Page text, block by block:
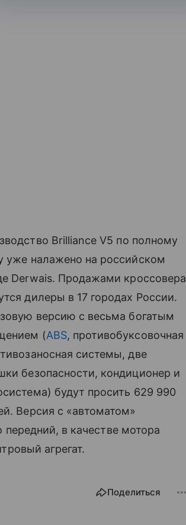
Brilliance V5 по полному
уже налажено на российском
Derwais. Продажами кроссовера
дилеры в 17 городах России.
версию с весьма богатым
(ABS, противобуксовочная
системы, две
безопасности, кондиционер и
будут просить 629 990
Версия с «автоматом»
в качестве мотора
агрегат.
Поделиться